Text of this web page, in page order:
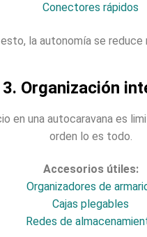
Conectores rápidos
la autonomía se reduce
3. Organización
en una autocaravana es
orden lo es todo.
Accesorios útiles:
Organizadores de
Cajas plegables
Redes de